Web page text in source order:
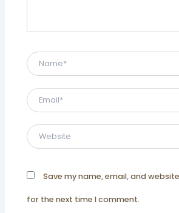
Name*
Email*
Website
Save my name, email, and
for the next time I comment.